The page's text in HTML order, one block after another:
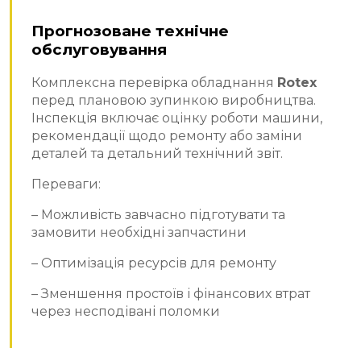
Прогнозоване технічне
обслуговування
Комплексна перевірка обладнання Rotex
перед плановою зупинкою виробництва.
Інспекція включає оцінку роботи машини,
рекомендації щодо ремонту або заміни
деталей та детальний технічний звіт.
Переваги:
– Можливість завчасно підготувати та
замовити необхідні запчастини
– Оптимізація ресурсів для ремонту
– Зменшення простоїв і фінансових втрат
через несподівані поломки